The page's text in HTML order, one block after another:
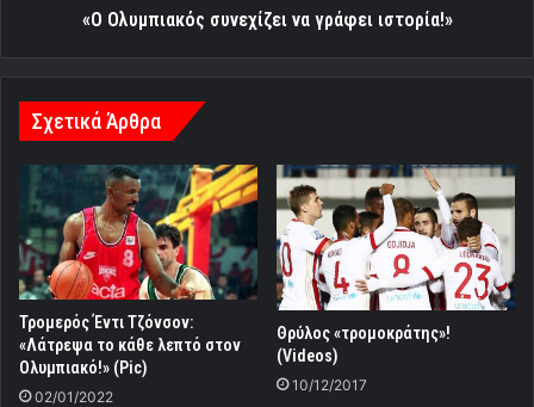
«Ο Ολυμπιακός συνεχίζει να γράφει ιστορία!»
Σχετικά Άρθρα
Τρομερός Έντι Τζόνσον:
«Λάτρεψα το κάθε λεπτό στον
Ολυμπιακό!» (Pic)
02/01/2022
Θρύλος «τρομοκράτης»!
(Videos)
10/12/2017